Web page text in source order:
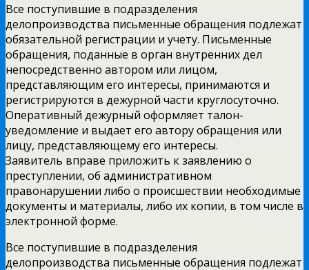
Все поступившие в подразделения
делопроизводства письменные обращения подлежат
обязательной регистрации и учету. Письменные
обращения, поданные в орган внутренних дел
непосредственно автором или лицом,
представляющим его интересы, принимаются и
регистрируются в дежурной части круглосуточно.
Оперативный дежурный оформляет талон-
уведомление и выдает его автору обращения или
лицу, представляющему его интересы.
Заявитель вправе приложить к заявлению о
преступлении, об административном
правонарушении либо о происшествии необходимые
документы и материалы, либо их копии, в том числе в
электронной форме.
Все поступившие в подразделения
делопроизводства письменные обращения подлежат